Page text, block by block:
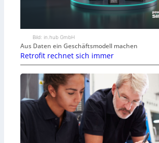
Bild: in.hub GmbH
Aus Daten ein Geschäftsmodell machen
Retrofit rechnet sich immer